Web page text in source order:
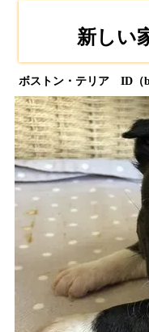
新しい
ボストン・テリア ID（